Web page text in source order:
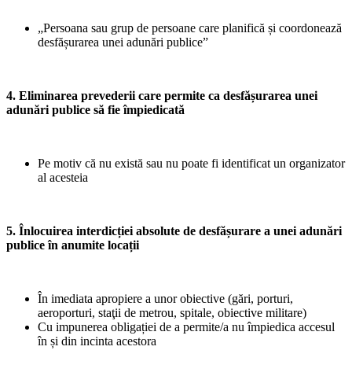
„Persoana sau grup de persoane care planifică și coordonează
desfășurarea unei adunări publice”
4. Eliminarea prevederii care permite ca desfășurarea unei
adunări publice să fie împiedicată
Pe motiv că nu există sau nu poate fi identificat un organizator
al acesteia
5. Înlocuirea interdicției absolute de desfășurare a unei adunări
publice în anumite locații
În imediata apropiere a unor obiective (gări, porturi,
aeroporturi, staţii de metrou, spitale, obiective militare)
Cu impunerea obligației de a permite/a nu împiedica accesul
în și din incinta acestora